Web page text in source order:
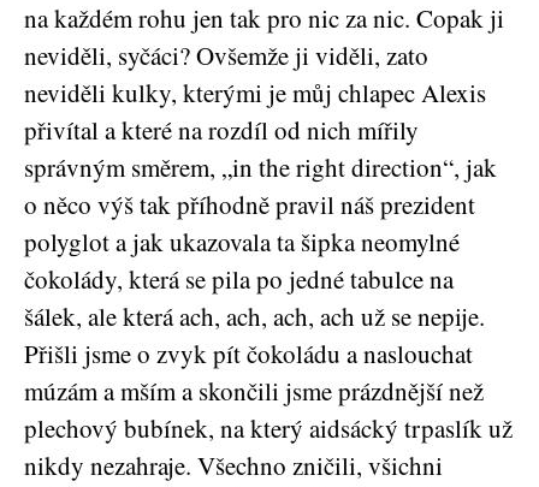
na každém rohu jen tak pro nic za nic. Copak ji
neviděli, syčáci? Ovšemže ji viděli, zato
neviděli kulky, kterými je můj chlapec Alexis
přivítal a které na rozdíl od nich mířily
správným směrem, „in the right direction“, jak
o něco výš tak příhodně pravil náš prezident
polyglot a jak ukazovala ta šipka neomylné
čokolády, která se pila po jedné tabulce na
šálek, ale která ach, ach, ach, ach už se nepije.
Přišli jsme o zvyk pít čokoládu a naslouchat
múzám a mším a skončili jsme prázdnější než
plechový bubínek, na který aidsácký trpaslík už
nikdy nezahraje. Všechno zničili, všichni